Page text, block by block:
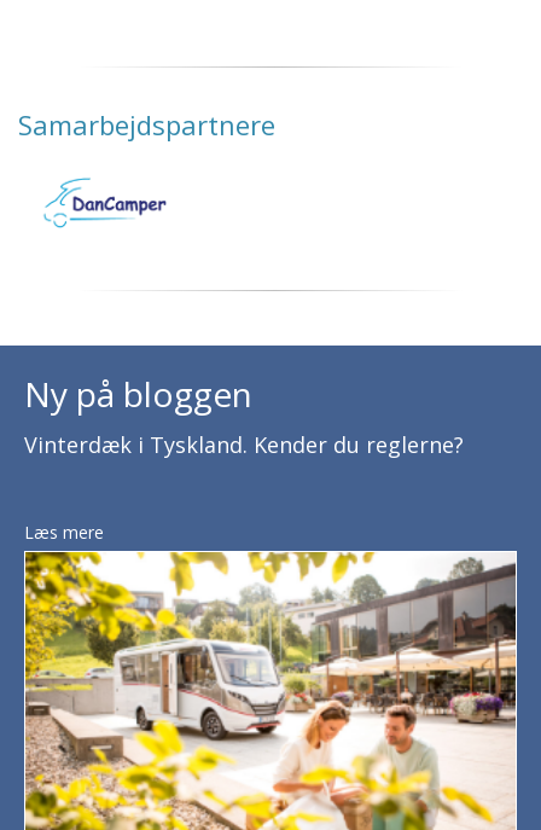
Samarbejdspartnere
Ny på bloggen
Vinterdæk i Tyskland. Kender du reglerne?
Læs mere